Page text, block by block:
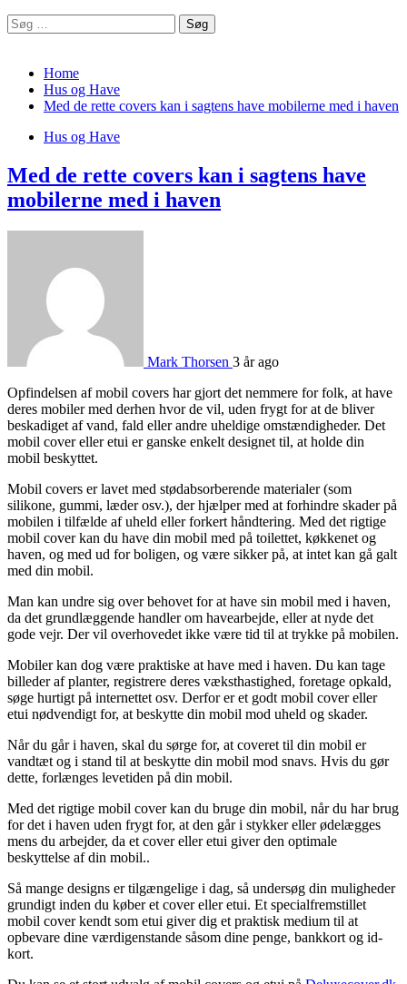
Søg
efter:
Home
Hus og Have
Med de rette covers kan i sagtens have mobilerne med i haven
Hus og Have
Med de rette covers kan i sagtens have
mobilerne med i haven
Mark Thorsen 3 år ago
Opfindelsen af ​​mobil covers har gjort det nemmere for folk, at have
deres mobiler med derhen hvor de vil, uden frygt for at de bliver
beskadiget af vand, fald eller andre uheldige omstændigheder. Det
mobil cover eller etui er ganske enkelt designet til, at holde din
mobil beskyttet.
Mobil covers er lavet med stødabsorberende materialer (som
silikone, gummi, læder osv.), der hjælper med at forhindre skader på
mobilen i tilfælde af uheld eller forkert håndtering. Med det rigtige
mobil cover kan du have din mobil med på toilettet, køkkenet og
haven, og med ud for boligen, og være sikker på, at intet kan gå galt
med din mobil.
Man kan undre sig over behovet for at have sin mobil med i haven,
da det grundlæggende handler om havearbejde, eller at nyde det
gode vejr. Der vil overhovedet ikke være tid til at trykke på mobilen.
Mobiler kan dog være praktiske at have med i haven. Du kan tage
billeder af planter, registrere deres væksthastighed, foretage opkald,
søge hurtigt på internettet osv. Derfor er et godt mobil cover eller
etui nødvendigt for, at beskytte din mobil mod uheld og skader.
Når du går i haven, skal du sørge for, at coveret til din mobil er
vandtæt og i stand til at beskytte din mobil mod snavs. Hvis du gør
dette, forlænges levetiden på din mobil.
Med det rigtige mobil cover kan du bruge din mobil, når du har brug
for det i haven uden frygt for, at den går i stykker eller ødelægges
mens du arbejder, da et cover eller etui giver den optimale
beskyttelse af din mobil..
Så mange designs er tilgængelige i dag, så undersøg din muligheder
grundigt inden du køber et cover eller etui. Et specialfremstillet
mobil cover kendt som etui giver dig et praktisk medium til at
opbevare dine værdigenstande såsom dine penge, bankkort og id-
kort.